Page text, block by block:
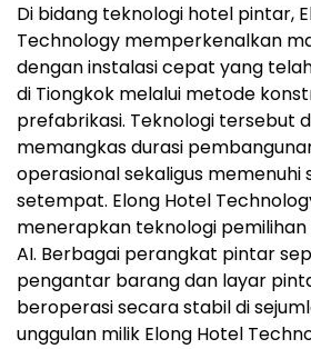
Di bidang teknologi hotel pintar,
Technology memperkenalkan
dengan instalasi cepat yang
di Tiongkok melalui metode
prefabrikasi. Teknologi tersebut
memangkas durasi
operasional sekaligus memenuhi
setempat. Elong Hotel
menerapkan teknologi
AI. Berbagai perangkat pintar
pengantar barang dan layar
beroperasi secara stabil di
unggulan milik Elong Hotel